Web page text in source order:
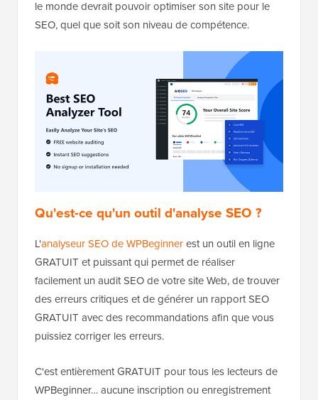
le monde devrait pouvoir optimiser son site pour le
SEO, quel que soit son niveau de compétence.
Qu'est-ce qu'un outil d'analyse SEO ?
L'analyseur SEO de WPBeginnerest un outil en ligne
GRATUIT et puissant qui permet de réaliser
facilement un audit SEO de votre site Web, de trouver
des erreurs critiques et de générer un rapport SEO
GRATUIT avec des recommandations afin que vous
puissiez corriger les erreurs.
C'est entièrement GRATUIT pour tous les lecteurs de
WPBeginner… aucune inscription ou enregistrement